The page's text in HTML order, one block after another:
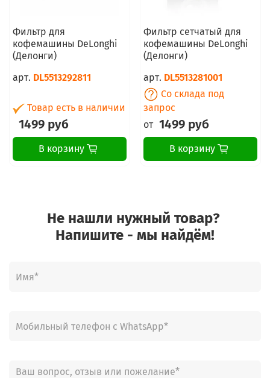
Фильтр для
кофемашины DeLonghi
(Делонги)
арт. DL5513292811
Товар есть в наличии
1499 руб
В корзину
Фильтр сетчатый для
кофемашины DeLonghi
(Делонги)
арт. DL5513281001
Со склада под
запрос
от 1499 руб
В корзину
Не нашли нужный товар?
Напишите - мы найдём!